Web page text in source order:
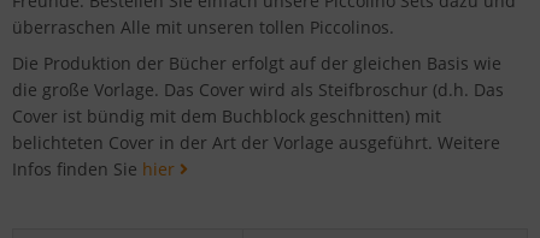
überraschen Alle mit unseren tollen Piccolinos.
Die Produktion der Bücher erfolgt auf der gleichen Basis wie
die große Vorlage. Das Cover wird als Steifbroschur (d.h. Das
Cover ist bündig mit dem Buchblock geschnitten) mit
belichteten Cover in der Art der Vorlage ausgeführt. Weitere
Infos finden Sie hier